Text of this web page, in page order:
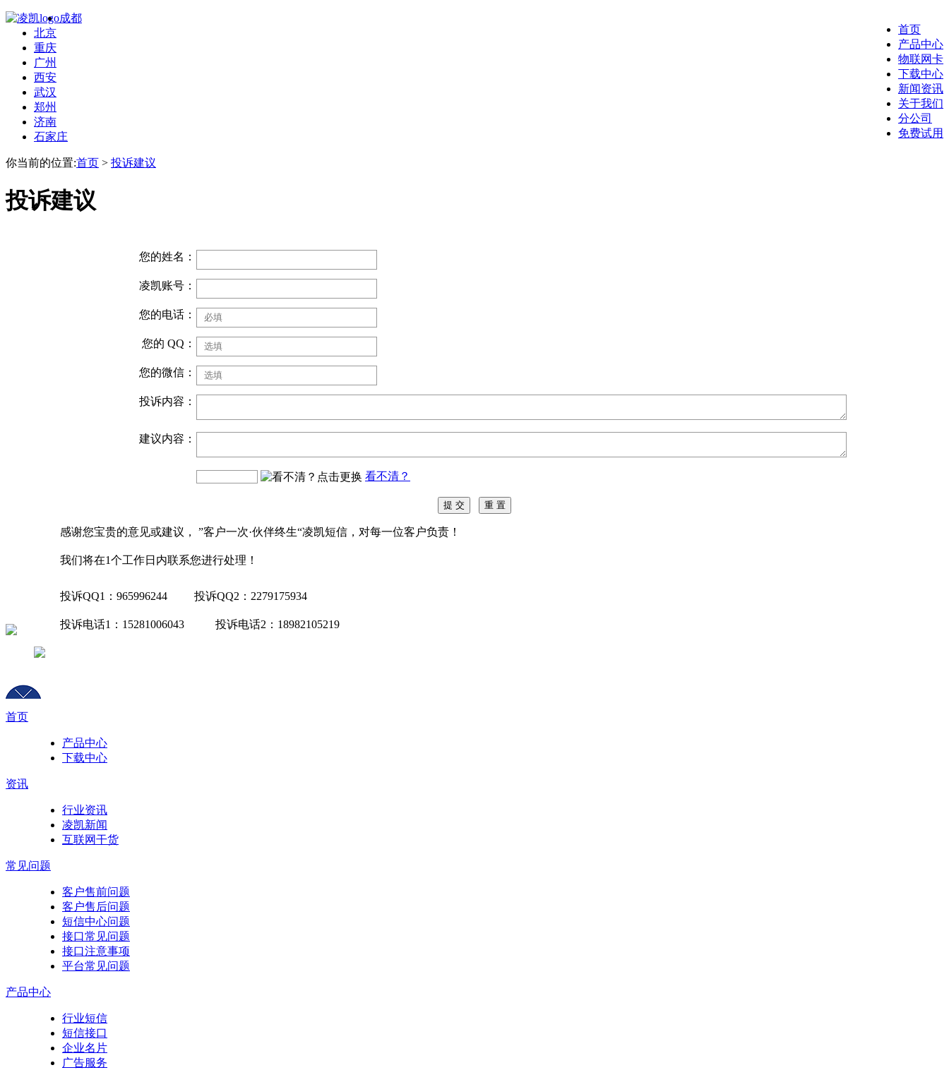
首页
产品中心
物联网卡
下载中心
新闻资讯
关于我们
分公司
免费试用
成都
北京
重庆
广州
西安
武汉
郑州
济南
石家庄
你当前的位置:首页 > 投诉建议
投诉建议
您的姓名：
凌凯账号：
您的电话：
您的 QQ：
您的微信：
投诉内容：
建议内容：
看不清？
感谢您宝贵的意见或建议， ”客户一次·伙伴终生“凌凯短信，对每一位客户负责！
我们将在1个工作日内联系您进行处理！
投诉QQ1：965996244 投诉QQ2：2279175934
投诉电话1：15281006043 投诉电话2：18982105219
首页
产品中心
下载中心
资讯
行业资讯
凌凯新闻
互联网干货
常见问题
客户售前问题
客户售后问题
短信中心问题
接口常见问题
接口注意事项
平台常见问题
产品中心
行业短信
短信接口
企业名片
广告服务